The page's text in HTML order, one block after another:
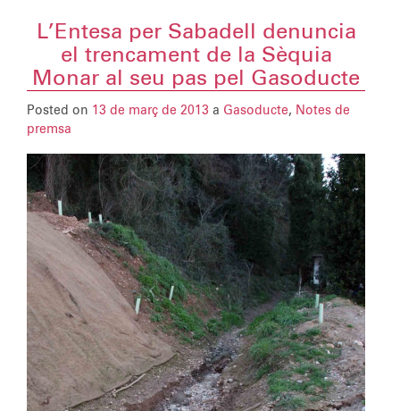
L’Entesa per Sabadell denuncia
el trencament de la Sèquia
Monar al seu pas pel Gasoducte
Posted on 13 de març de 2013 a Gasoducte, Notes de
premsa